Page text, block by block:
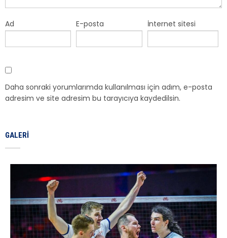
Ad E-posta İnternet sitesi
Daha sonraki yorumlarımda kullanılması için adım, e-posta
adresim ve site adresim bu tarayıcıya kaydedilsin.
GALERI